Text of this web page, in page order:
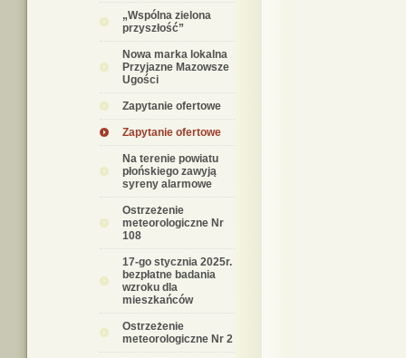
„Wspólna zielona
przyszłość”
Nowa marka lokalna
Przyjazne Mazowsze
Ugości
Zapytanie ofertowe
Zapytanie ofertowe
Na terenie powiatu
płońskiego zawyją
syreny alarmowe
Ostrzeżenie
meteorologiczne Nr
108
17-go stycznia 2025r.
bezpłatne badania
wzroku dla
mieszkańców
Ostrzeżenie
meteorologiczne Nr 2